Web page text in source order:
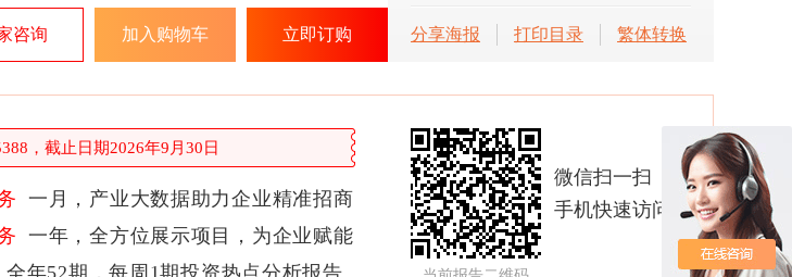
咨询 加入购物车 立即订购 分享海报 打印目录 繁体转换
，截止日期2026年9月30日
一月，产业大数据助力企业精准招商
一年，全方位展示项目，为企业赋能
全年52期，每周1期投资热点分析报告
微信扫一扫
手机快速访问